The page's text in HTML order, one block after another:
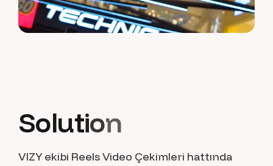
Solution
VIZY ekibi Reels Video Çekimleri hattında